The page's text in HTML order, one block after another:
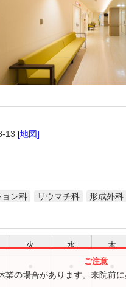
13 [地図]
ョン科 リウマチ科 形成外科
火 水 木
業の場合があります。来院前